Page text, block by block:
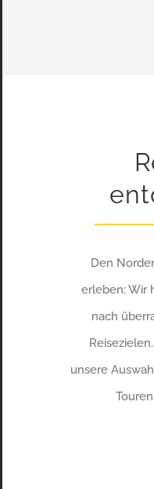
Den
erleben: Wir
nach
unsere